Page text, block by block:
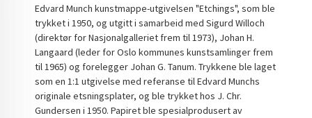
Edvard Munch kunstmappe-utgivelsen "Etchings", som ble
trykket i 1950, og utgitt i samarbeid med Sigurd Willoch
(direktør for Nasjonalgalleriet frem til 1973), Johan H.
Langaard (leder for Oslo kommunes kunstsamlinger frem
til 1965) og forelegger Johan G. Tanum. Trykkene ble laget
som en 1:1 utgivelse med referanse til Edvard Munchs
originale etsningsplater, og ble trykket hos J. Chr.
Gundersen i 1950. Papiret ble spesialprodusert av